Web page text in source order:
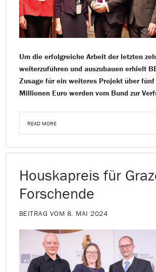
Um die erfolgreiche Arbeit der letzten
weiterzuführen und auszubauen erhielt
Zusage für ein weiteres Projekt über fünf
Millionen Euro werden vom Bund zur
READ MORE
Houskapreis für
Forschende
BEITRAG VOM 8. MAI 2024